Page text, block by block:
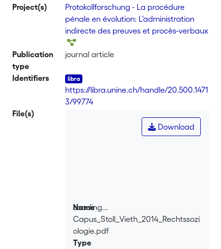
Project(s)
Protokollforschung - La procédure
pénale en évolution: L’administration
indirecte des preuves et procès-verbaux
Publication
type
journal article
Identifiers
https://libra.unine.ch/handle/20.500.1471
3/99774
File(s)
Loading...
Loading...
Download
Name
Capus_Stoll_Vieth_2014_Rechtssozi
ologie.pdf
Type